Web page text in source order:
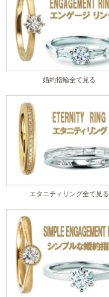
婚約指輪全て見る
エタニティリング全て見る